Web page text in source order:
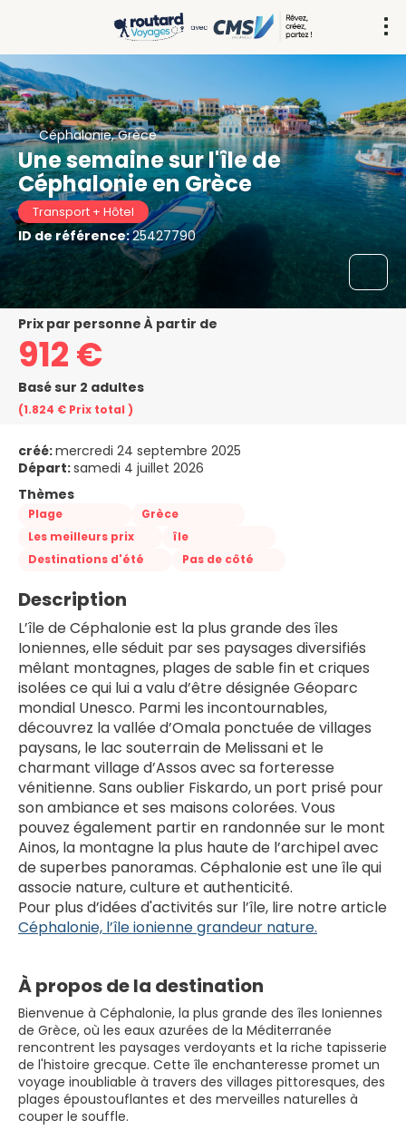
Céphalonie, Grèce
Une semaine sur l'île de
Céphalonie en Grèce
Transport + Hôtel
ID de référence:25427790
prix par personne À partir de
912 €
Basé sur 2 adultes
(1.824 € Prix ​​total )
créé:mercredi 24 septembre 2025
Départ:samedi 4 juillet 2026
Thèmes
Plage
Grèce
Les meilleurs prix
île
Destinations d'été
Pas de côté
Description
L’île de Céphalonie est la plus grande des îles
Ioniennes, elle séduit par ses paysages diversifiés
mêlant montagnes, plages de sable fin et criques
isolées ce qui lui a valu d’être désignée Géoparc
mondial Unesco. Parmi les incontournables,
découvrez la vallée d’Omala ponctuée de villages
paysans, le lac souterrain de Melissani et le
charmant village d’Assos avec sa forteresse
vénitienne. Sans oublier Fiskardo, un port prisé pour
son ambiance et ses maisons colorées. Vous
pouvez également partir en randonnée sur le mont
Ainos, la montagne la plus haute de l’archipel avec
de superbes panoramas. Céphalonie est une île qui
associe nature, culture et authenticité.
Céphalonie, l’île ionienne grandeur nature.
À propos de la destination
Bienvenue à Céphalonie, la plus grande des îles Ioniennes
de Grèce, où les eaux azurées de la Méditerranée
rencontrent les paysages verdoyants et la riche tapisserie
de l'histoire grecque. Cette île enchanteresse promet un
voyage inoubliable à travers des villages pittoresques, des
plages époustouflantes et des merveilles naturelles à
couper le souffle.